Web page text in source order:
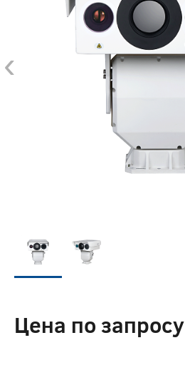
‹
Цена по запросу